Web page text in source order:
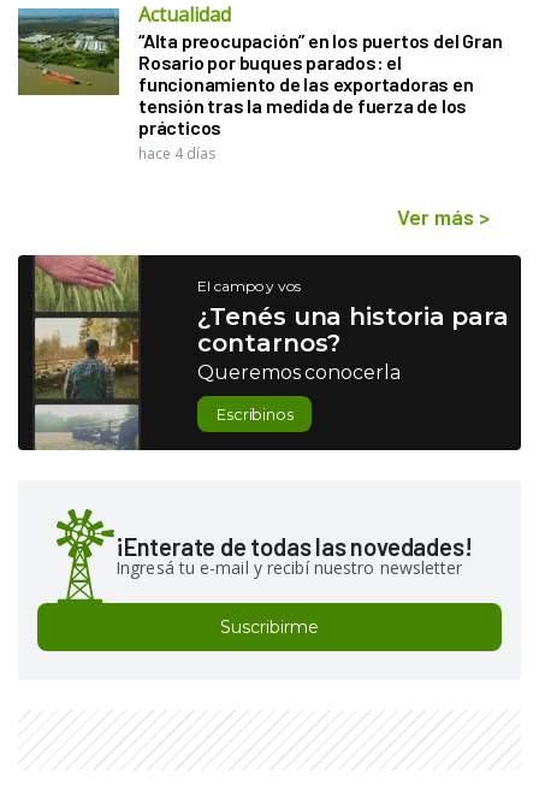
Actualidad
“Alta preocupación” en los puertos del Gran
Rosario por buques parados: el
funcionamiento de las exportadoras en
tensión tras la medida de fuerza de los
prácticos
hace 4 días
Ver más >
El campo y vos
¿Tenés una historia para
contarnos?
Queremos conocerla
Escribinos
¡Enterate de todas las novedades!
Ingresá tu e-mail y recibí nuestro newsletter
Suscribirme